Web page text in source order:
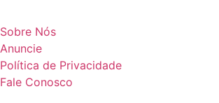
Sobre Nós
Anuncie
Política de Privacidade
Fale Conosco